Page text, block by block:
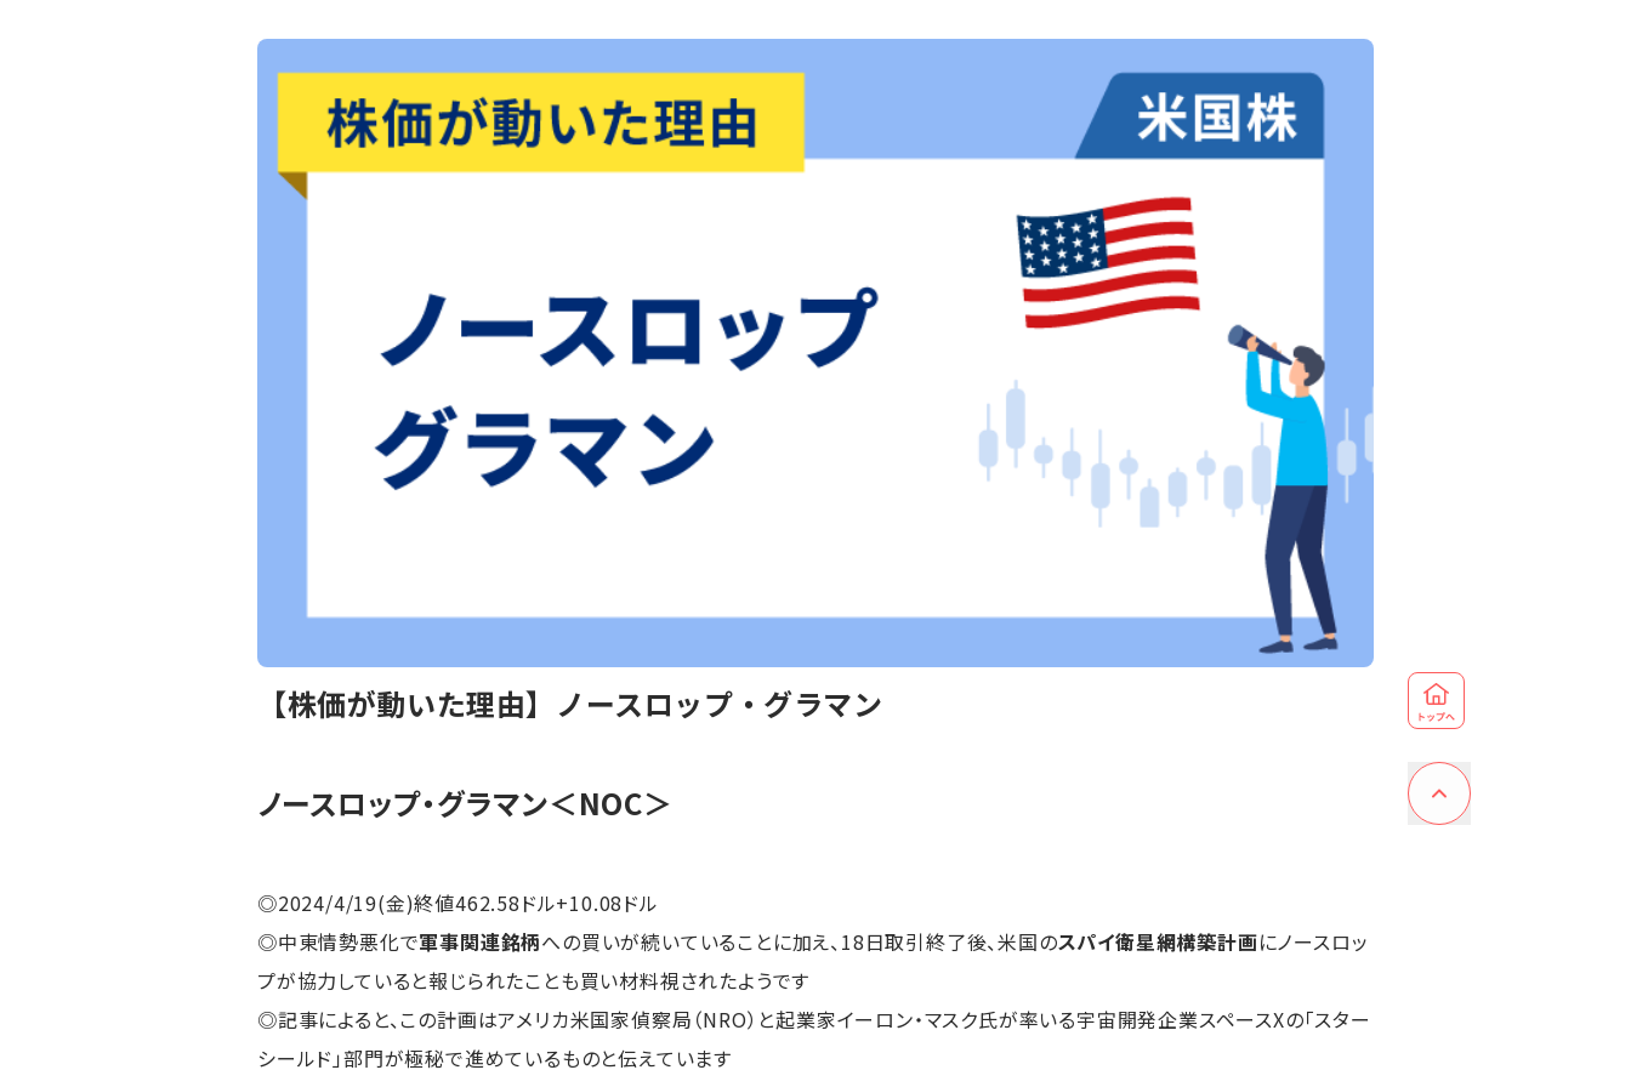
【株価が動いた理由】ノースロップ・グラマン
ノースロップ・グラマン＜NOC＞
◎2024/4/19(金)終値462.58ドル+10.08ドル
◎中東情勢悪化で軍事関連銘柄への買いが続いていることに加え、18日取引終了後、米国のスパイ衛星網構築計画にノースロッ
プが協力していると報じられたことも買い材料視されたようです
◎記事によると、この計画はアメリカ米国家偵察局（NRO）と起業家イーロン・マスク氏が率いる宇宙開発企業スペースXの「スター
シールド」部門が極秘で進めているものと伝えています